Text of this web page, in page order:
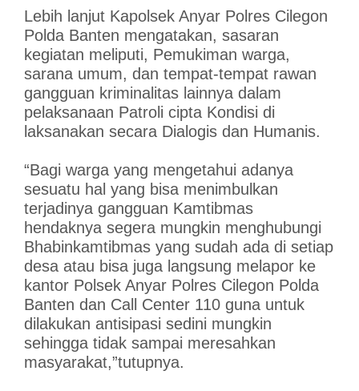
Lebih lanjut Kapolsek Anyar Polres Cilegon
Polda Banten mengatakan, sasaran
kegiatan meliputi, Pemukiman warga,
sarana umum, dan tempat-tempat rawan
gangguan kriminalitas lainnya dalam
pelaksanaan Patroli cipta Kondisi di
laksanakan secara Dialogis dan Humanis.
“Bagi warga yang mengetahui adanya
sesuatu hal yang bisa menimbulkan
terjadinya gangguan Kamtibmas
hendaknya segera mungkin menghubungi
Bhabinkamtibmas yang sudah ada di setiap
desa atau bisa juga langsung melapor ke
kantor Polsek Anyar Polres Cilegon Polda
Banten dan Call Center 110 guna untuk
dilakukan antisipasi sedini mungkin
sehingga tidak sampai meresahkan
masyarakat,”tutupnya.